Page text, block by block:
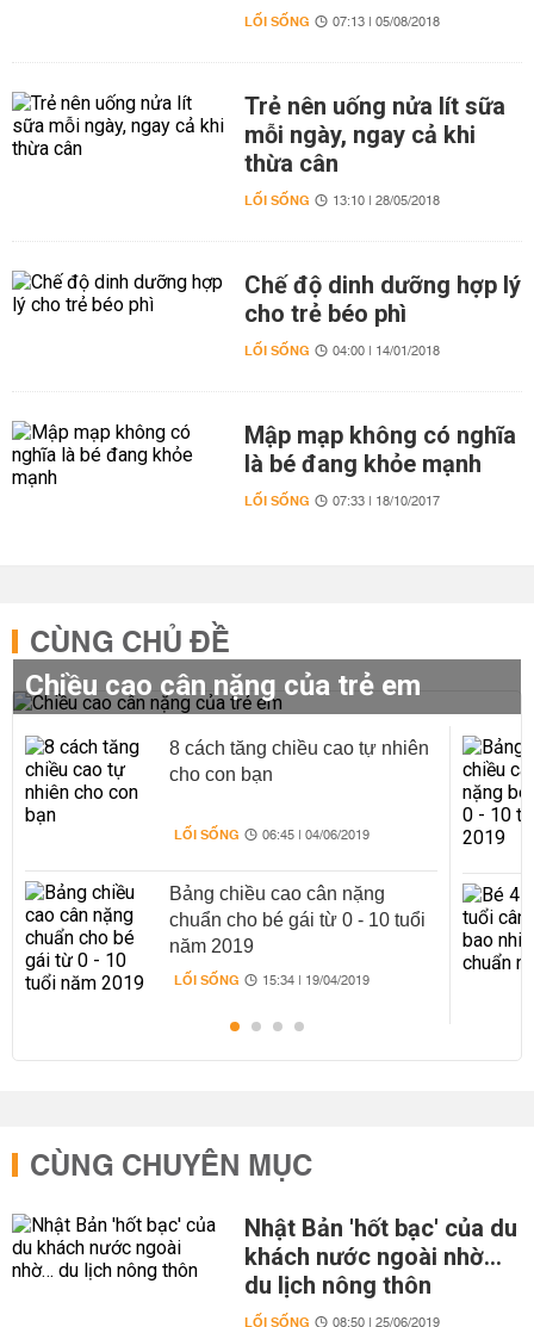
LỐI SỐNG 07:13 | 05/08/2018
Trẻ nên uống nửa lít sữa
mỗi ngày, ngay cả khi
thừa cân
LỐI SỐNG 13:10 | 28/05/2018
Chế độ dinh dưỡng hợp lý
cho trẻ béo phì
LỐI SỐNG 04:00 | 14/01/2018
Mập mạp không có nghĩa
là bé đang khỏe mạnh
LỐI SỐNG 07:33 | 18/10/2017
CÙNG CHỦ ĐỀ
Chiều cao cân nặng của trẻ em
8 cách tăng chiều cao tự nhiên
cho con bạn
LỐI SỐNG 06:45 | 04/06/2019
Bảng chiều cao cân nặng
chuẩn cho bé gái từ 0 - 10 tuổi
năm 2019
LỐI SỐNG 15:34 | 19/04/2019
CÙNG CHUYÊN MỤC
Nhật Bản 'hốt bạc' của du
khách nước ngoài nhờ…
du lịch nông thôn